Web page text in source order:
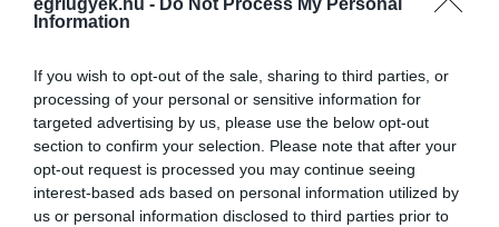
Information
If you wish to opt-out of the sale, sharing to third parties, or
processing of your personal or sensitive information for
targeted advertising by us, please use the below opt-out
section to confirm your selection. Please note that after your
opt-out request is processed you may continue seeing
interest-based ads based on personal information utilized by
us or personal information disclosed to third parties prior to
Ne maradjon le a legfrissebb hírekről, kövessen
bennünket az EGRI ÜGYEK Google Hírek oldalán!
VISSZA A FŐOLDALRA